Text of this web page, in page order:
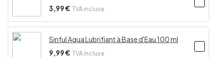
3,99 € TVA incluse
Sinful Aqua Lubrifiant à Base d'Eau 100 ml
9,99 € TVA incluse